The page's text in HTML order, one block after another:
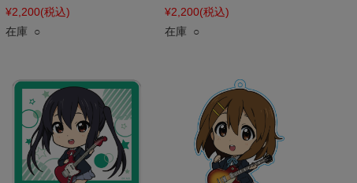
¥2,200(税込)
在庫 ○
¥2,200(税込)
在庫 ○